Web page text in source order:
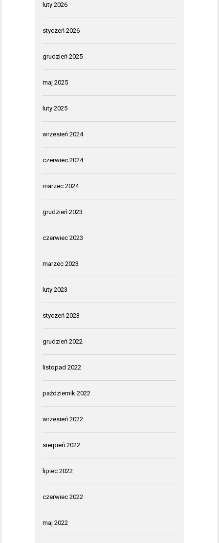
luty 2026
styczeń 2026
grudzień 2025
maj 2025
luty 2025
wrzesień 2024
czerwiec 2024
marzec 2024
grudzień 2023
czerwiec 2023
marzec 2023
luty 2023
styczeń 2023
grudzień 2022
listopad 2022
październik 2022
wrzesień 2022
sierpień 2022
lipiec 2022
czerwiec 2022
maj 2022